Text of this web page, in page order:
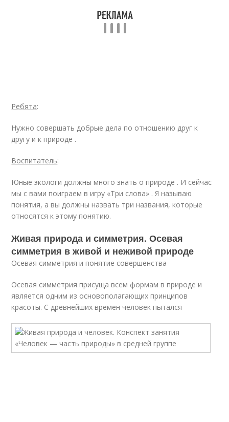
Ребята:
Нужно совершать добрые дела по отношению друг к
другу и к природе .
Воспитатель:
Юные экологи должны много знать о природе . И сейчас
мы с вами поиграем в игру «Три слова» . Я называю
понятия, а вы должны назвать три названия, которые
относятся к этому понятию.
Живая природа и симметрия. Осевая
симметрия в живой и неживой природе
Осевая симметрия и понятие совершенства
Осевая симметрия присуща всем формам в природе и
является одним из основополагающих принципов
красоты. С древнейших времен человек пытался